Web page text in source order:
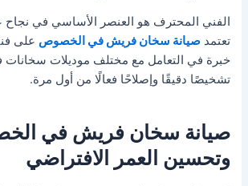
الفني المحترف هو العنصر الأساسي في نجاح
تعتمدصيانة سخان فريش في الخصوص على
خبرة في التعامل مع مختلف موديلات
تشخيصًا دقيقًا وإصلاحًا فعالًا من أول مرة.
صيانة سخان فريش في
وتحسين العمر الافتراضي